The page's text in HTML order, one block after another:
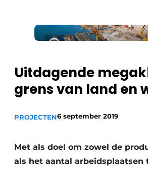
Contact
Evenement aanmelden
Meest gelezen
Podcasts
Vacature aanmelden
Uitdagende
grens van land en
PROJECTEN6 september 2019
Met als doel om zowel de
als het aantal arbeidsplaatsen